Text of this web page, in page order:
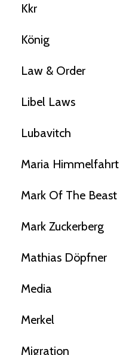
Kkr
König
Law & Order
Libel Laws
Lubavitch
Maria Himmelfahrt
Mark Of The Beast
Mark Zuckerberg
Mathias Döpfner
Media
Merkel
Migration